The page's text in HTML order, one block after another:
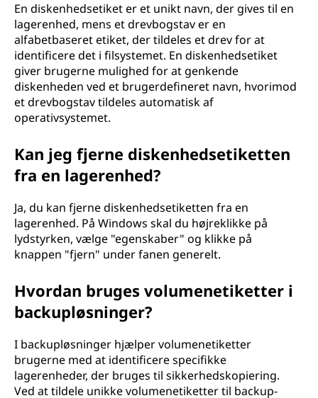
En diskenhedsetiket er et unikt navn, der gives til en
lagerenhed, mens et drevbogstav er en
alfabetbaseret etiket, der tildeles et drev for at
identificere det i filsystemet. En diskenhedsetiket
giver brugerne mulighed for at genkende
diskenheden ved et brugerdefineret navn, hvorimod
et drevbogstav tildeles automatisk af
operativsystemet.
Kan jeg fjerne diskenhedsetiketten
fra en lagerenhed?
Ja, du kan fjerne diskenhedsetiketten fra en
lagerenhed. På Windows skal du højreklikke på
lydstyrken, vælge "egenskaber" og klikke på
knappen "fjern" under fanen generelt.
Hvordan bruges volumenetiketter i
backupløsninger?
I backupløsninger hjælper volumenetiketter
brugerne med at identificere specifikke
lagerenheder, der bruges til sikkerhedskopiering.
Ved at tildele unikke volumenetiketter til backup-